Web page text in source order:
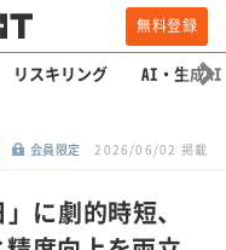
無料登録
リスキリング AI・生成AI
会員限定 2026/06/02 掲載
に劇的時短、